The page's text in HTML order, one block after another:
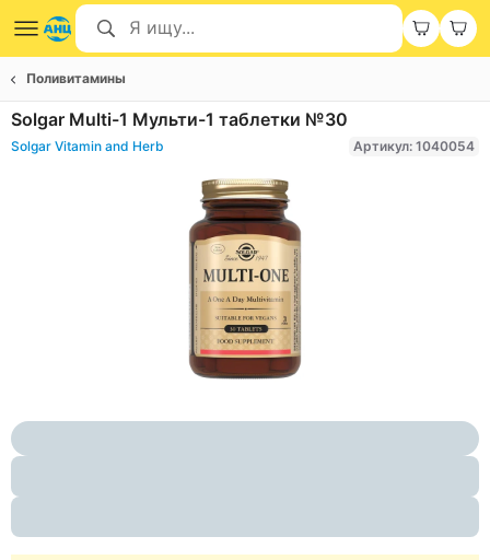
Поливитамины
Solgar Multi-1 Мульти-1 таблетки №30
Solgar Vitamin and Herb Артикул: 1040054
1
of